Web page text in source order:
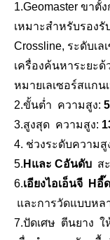
1.Geomaster ขาตั้
เหมาะสำหรับรองรั
Crossline, ระดับเล
เครื่องค้นหาระยะด้
หมายเลเซอร์สแกน
2.ขั้นต่ำ ความสูง: 5
3.สูงสุด ความสูง: 1
4. ช่วงระดับความสู
5. H และ Cอันดับ ส
6.เอียงไอเอ็นจี H อี๊ด
และการวัดแบบหล
7.ปัดเศษ ตีนยาง ใ